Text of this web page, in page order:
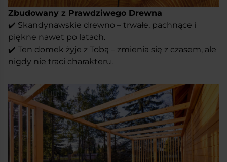
Zbudowany z Prawdziwego Drewna
✔️ Skandynawskie drewno – trwałe, pachnące i
piękne nawet po latach.
✔️ Ten domek żyje z Tobą – zmienia się z czasem, ale
nigdy nie traci charakteru.